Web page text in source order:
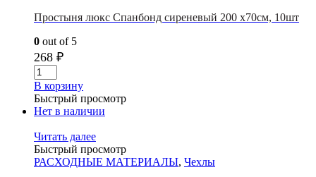
Простыня люкс Спанбонд сиреневый 200 х70см, 10шт
0 out of 5
268 ₽
В корзину
Быстрый просмотр
Нет в наличии
Читать далее
Быстрый просмотр
РАСХОДНЫЕ МАТЕРИАЛЫ, Чехлы